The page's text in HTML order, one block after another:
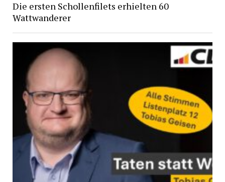
Die ersten Schollenfilets erhielten 60
Wattwanderer